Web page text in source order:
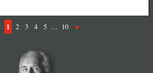
1 2 3 4 5 … 10